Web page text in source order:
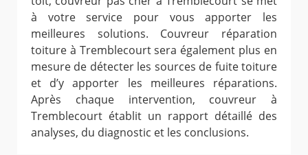
à votre service pour vous apporter les
meilleures solutions. Couvreur réparation
toiture à Tremblecourt sera également plus en
mesure de détecter les sources de fuite toiture
et d’y apporter les meilleures réparations.
Après chaque intervention, couvreur à
Tremblecourt établit un rapport détaillé des
analyses, du diagnostic et les conclusions.